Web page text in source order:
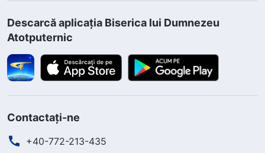
Descarcă aplicația Biserica lui Dumnezeu
Atotputernic
Contactați-ne
+40-772-213-435